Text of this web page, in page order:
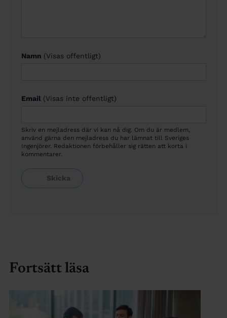
Namn (Visas offentligt)
Email (Visas inte offentligt)
Skriv en mejladress där vi kan nå dig. Om du är medlem,
använd gärna den mejladress du har lämnat till Sveriges
Ingenjörer. Redaktionen förbehåller sig rätten att korta i
kommentarer.
Fortsätt läsa